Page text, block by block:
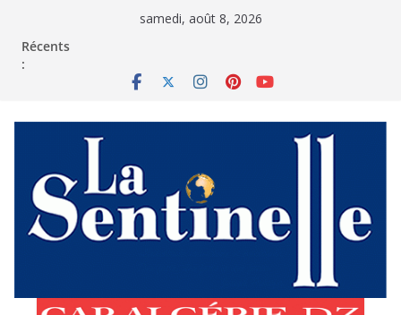
samedi, août 8, 2026
Récents
: